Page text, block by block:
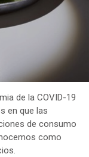
de la COVID-19
en que las
de consumo
como